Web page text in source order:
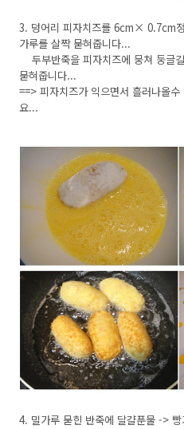
3. 덩어리 피자치즈를 6cm× 0.7cm
가루를 살짝 묻혀줍니다...
두부반죽을 피자치즈에 뭉쳐 둥글
묻혀줍니다...
==> 피자치즈가 익으면서 흘러나올
요...
4. 밀가루 묻힌 반죽에 달걀푼물 ->